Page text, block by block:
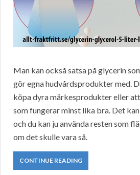
Man kan också satsa på glycerin
gör egna hudvårdsprodukter med.
köpa dyra märkesprodukter eller
som fungerar minst lika bra. Det
och du kan ju använda resten som
om det skulle vara så.
CONTINUE READING